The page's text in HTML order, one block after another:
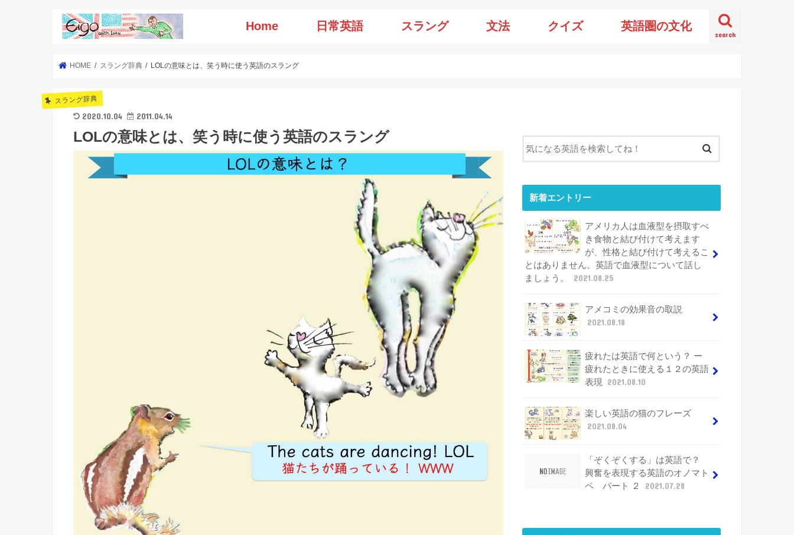
search
Home 日常英語 スラング 文法 クイズ 英語圏の文化
HOME スラング辞典 LOLの意味とは、笑う時に使う英語のスラング
スラング辞典
2020.10.04 2011.04.14
LOLの意味とは、笑う時に使う英語のスラング
新着エントリー
アメリカ人は血液型を摂取すべ
き食物と結び付けて考えます
が、性格と結び付けて考えるこ
とはありません。英語で血液型について話し
ましょう。
2021.08.25
アメコミの効果音の取説
2021.08.18
疲れたは英語で何という？ ー
疲れたときに使える１２の英語
表現
2021.08.10
楽しい英語の猫のフレーズ
2021.08.04
「ぞくぞくする」は英語で？
興奮を表現する英語のオノマト
ペ パート ２
2021.07.28